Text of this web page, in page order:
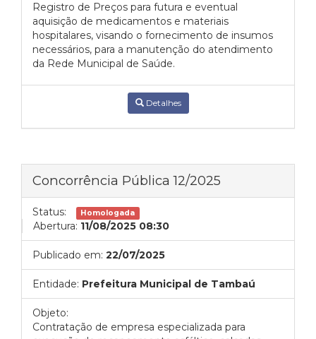
Registro de Preços para futura e eventual
aquisição de medicamentos e materiais
hospitalares, visando o fornecimento de insumos
necessários, para a manutenção do atendimento
da Rede Municipal de Saúde.
Detalhes
Concorrência Pública 12/2025
Status: Homologada
Abertura: 11/08/2025 08:30
Publicado em: 22/07/2025
Entidade: Prefeitura Municipal de Tambaú
Objeto:
Contratação de empresa especializada para